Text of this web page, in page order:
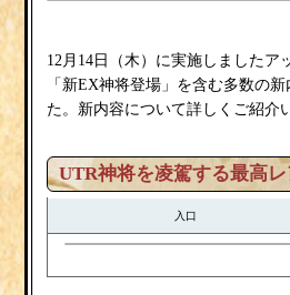
12月14日（木）に実施しましたア
「新EX神将登場」を含む多数の
た。新内容について詳しくご紹介
UTR神将を凌駕する最高
入口